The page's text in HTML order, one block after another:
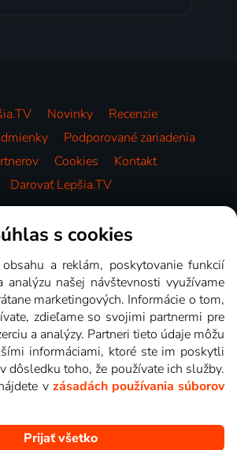
Novinky
Recenzie
Podporované zariadenia
Cookies
Kontakt
Darovať Lepšia.TV
Videotéka
s.r.o. Na tomto webe sú zobrazované obrázky
s cookies
a reklám, poskytovanie funkcií
analýzu našej návštevnosti využívame
marketingových. Informácie o tom,
zdieľame so svojimi partnermi pre
a analýzy. Partneri tieto údaje môžu
informáciami, ktoré ste im poskytli
dôsledku toho, že používate ich služby.
v zásadách používania súborov
Prijať všetko